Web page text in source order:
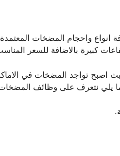
انواع واحجام المضخات المعتمدة
كبيرة بالاضافة للسعر
اصبح تواجد المضخات في
يلي نتعرف على وظائف